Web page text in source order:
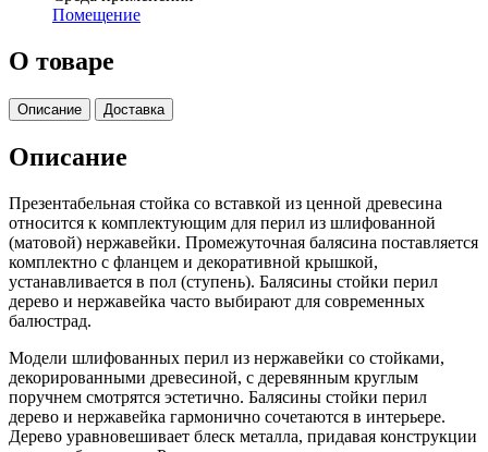
Помещение
О товаре
Описание Доставка
Описание
Презентабельная стойка со вставкой из ценной древесина
относится к комплектующим для перил из шлифованной
(матовой) нержавейки. Промежуточная балясина поставляется
комплектно с фланцем и декоративной крышкой,
устанавливается в пол (ступень). Балясины стойки перил
дерево и нержавейка часто выбирают для современных
балюстрад.
Модели шлифованных перил из нержавейки со стойками,
декорированными древесиной, с деревянным круглым
поручнем смотрятся эстетично. Балясины стойки перил
дерево и нержавейка гармонично сочетаются в интерьере.
Дерево уравновешивает блеск металла, придавая конструкции